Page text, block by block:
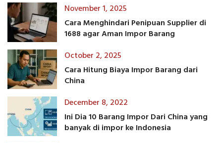
November 1, 2025
Cara Menghindari Penipuan Supplier di
1688 agar Aman Impor Barang
October 2, 2025
Cara Hitung Biaya Impor Barang dari
China
December 8, 2022
Ini Dia 10 Barang Impor Dari China yang
banyak di impor ke Indonesia